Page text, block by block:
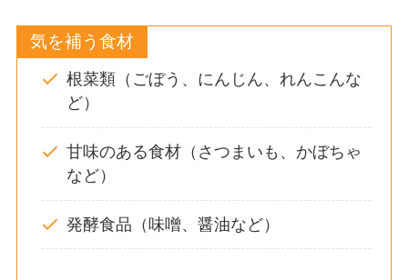
気を補う食材
根菜類（ごぼう、にんじん、れんこんな
ど）
甘味のある食材（さつまいも、かぼちゃ
など）
発酵食品（味噌、醤油など）